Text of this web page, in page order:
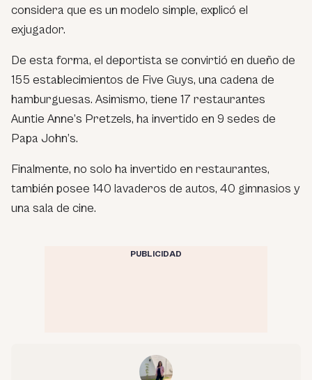
considera que es un modelo simple, explicó el
exjugador.
De esta forma, el deportista se convirtió en dueño de
155 establecimientos de Five Guys, una cadena de
hamburguesas. Asimismo, tiene 17 restaurantes
Auntie Anne’s Pretzels, ha invertido en 9 sedes de
Papa John’s.
Finalmente, no solo ha invertido en restaurantes,
también posee 140 lavaderos de autos, 40 gimnasios y
una sala de cine.
PUBLICIDAD